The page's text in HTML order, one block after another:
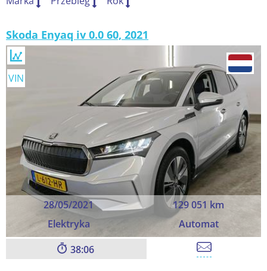
Skoda Enyaq iv 0.0 60, 2021
28/05/2021
129 051 km
Elektryka
Automat
VIN
38:06